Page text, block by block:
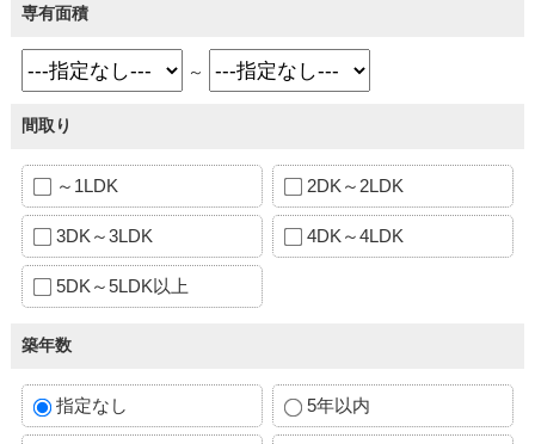
専有面積
～
間取り
～1LDK 2DK～2LDK
3DK～3LDK 4DK～4LDK
5DK～5LDK以上
築年数
指定なし 5年以内